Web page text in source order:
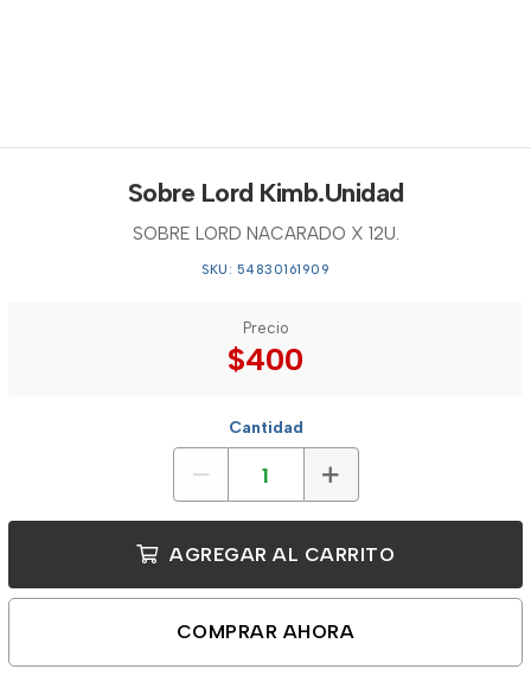
Sobre Lord Kimb.Unidad
SOBRE LORD NACARADO X 12U.
SKU: 54830161909
Precio
$400
Cantidad
AGREGAR AL CARRITO
COMPRAR AHORA